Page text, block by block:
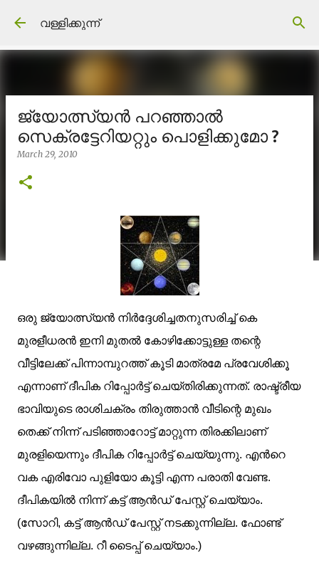
വള്ളിക്കുന്ന്
ജ്യോത്സ്യന്‍ പറഞ്ഞാല്‍
സെക്രട്ടേറിയറ്റും പൊളിക്കുമോ ?
March 29, 2010
ഒരു ജ്യോത്സ്യന്‍ നിര്‍ദ്ദേശിച്ചതനുസരിച്ച് കെ
മുരളീധരന്‍ ഇനി മുതല്‍ കോഴിക്കോട്ടുള്ള തന്റെ
വീട്ടിലേക്ക് പിന്നാമ്പുറത്ത് കൂടി മാത്രമേ പ്രവേശിക്കൂ
എന്നാണ് ദീപിക റിപ്പോര്‍ട്ട് ചെയ്തിരിക്കുന്നത്. രാഷ്ട്രീയ
ഭാവിയുടെ രാശിചക്രം തിരുത്താന്‍ വീടിന്റെ മുഖം
തെക്ക് നിന്ന് പടിഞ്ഞാറോട്ട് മാറ്റുന്ന തിരക്കിലാണ്
മുരളിയെന്നും ദീപിക റിപ്പോര്‍ട്ട്‌ ചെയ്യുന്നു. എന്‍റെ
വക എരിവോ പുളിയോ കൂട്ടി എന്ന പരാതി വേണ്ട.
ദീപികയില്‍ നിന്ന് കട്ട്‌ ആന്‍ഡ്‌ പേസ്റ്റ്‌ ചെയ്യാം.
(സോറി, കട്ട്‌ ആന്‍ഡ്‌ പേസ്റ്റ്‌ നടക്കുന്നില്ല. ഫോണ്ട്
വഴങ്ങുന്നില്ല. റീ ടൈപ്പ് ചെയ്യാം.)